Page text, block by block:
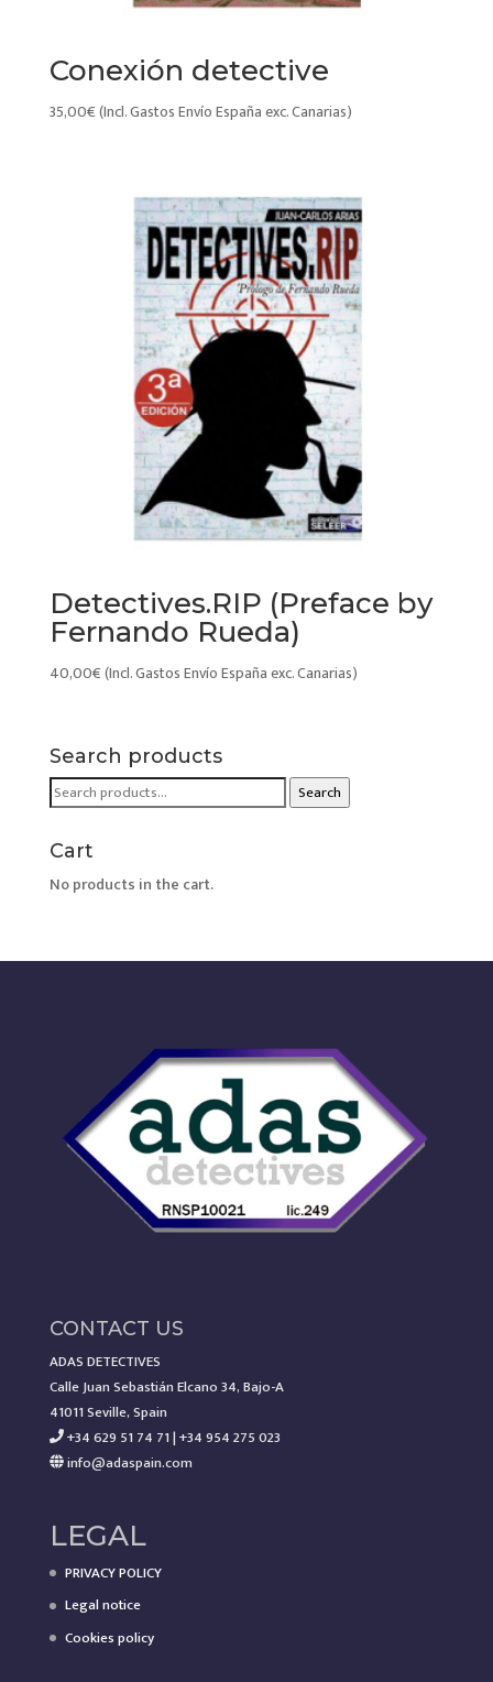
Conexión detective
35,00€(Incl. Gastos Envío España exc. Canarias)
Detectives.RIP (Preface by
Fernando Rueda)
40,00€(Incl. Gastos Envío España exc. Canarias)
Search products
Search
for:
Search
Cart
No products in the cart.
CONTACT US
ADAS DETECTIVES
Calle Juan Sebastián Elcano 34, Bajo-A
41011 Seville, Spain
+34 629 51 74 71 | +34 954 275 023
info@adaspain.com
LEGAL
PRIVACY POLICY
Legal notice
Cookies policy